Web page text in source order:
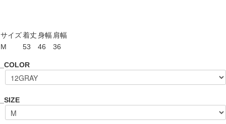
サイズ着丈身幅 肩幅
M
53 46 36
_COLOR
_SIZE